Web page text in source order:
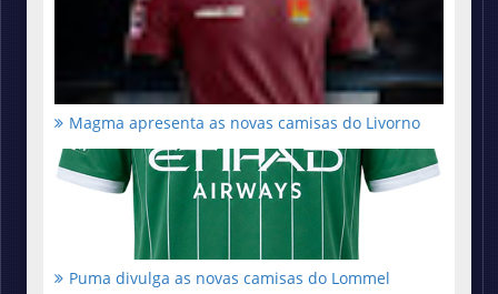
Magma apresenta as novas camisas do Livorno
Puma divulga as novas camisas do Lommel